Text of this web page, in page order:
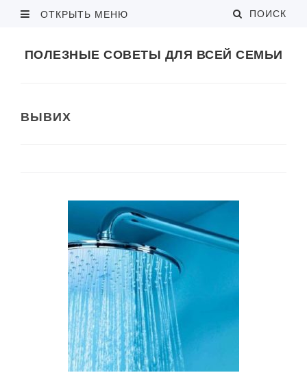
ОТКРЫТЬ МЕНЮ ПОИСК
ПОЛЕЗНЫЕ СОВЕТЫ ДЛЯ ВСЕЙ СЕМЬИ
ВЫВИХ